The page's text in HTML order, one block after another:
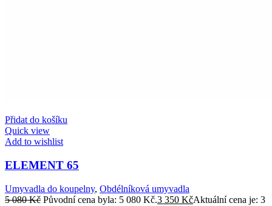
Přidat do košíku
Quick view
Add to wishlist
ELEMENT 65
Umyvadla do koupelny, Obdélníková umyvadla
5 080Kč Původní cena byla: 5 080 Kč.3 350 KčAktuální cena je: 3